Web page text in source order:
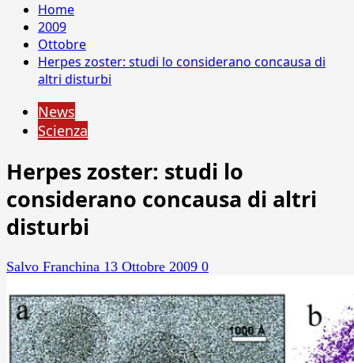
Home
2009
Ottobre
Herpes zoster: studi lo considerano concausa di
altri disturbi
News
Scienza
Herpes zoster: studi lo
considerano concausa di altri
disturbi
Salvo Franchina 13 Ottobre 2009 0